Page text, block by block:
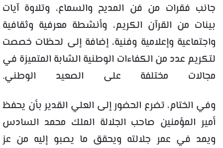
جانب فقرات من فن المديح والسماع، وتلاوة آيات
بينات من القرآن الكريم، وأنشطة معرفية وثقافية
واجتماعية وإعلامية وفنية، إضافة إلى لحظات خصصت
لتكريم عدد من الكفاءات الوطنية الشابة المتميزة في
مجالات مختلفة على الصعيد الوطني.
وفي الختام، تضرع الحضور إلى العلي القدير بأن يحفظ
أمير المؤمنين صاحب الجلالة الملك محمد السادس
ويمد في عمر جلالته ويحقق ما يصبو إليه من عز